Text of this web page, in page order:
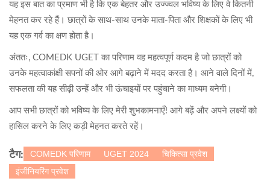
यह इस बात का प्रमाण भी है कि एक बेहतर और उज्ज्वल भविष्य के लिए वे कितनी
मेहनत कर रहे हैं। छात्रों के साथ-साथ उनके माता-पिता और शिक्षकों के लिए भी
यह एक गर्व का क्षण होता है।
अंततः, COMEDK UGET का परिणाम वह महत्वपूर्ण कदम है जो छात्रों को
उनके महत्वाकांक्षी सपनों की ओर आगे बढ़ाने में मदद करता है। आने वाले दिनों में,
सफलता की यह सीढ़ी उन्हें और भी ऊंचाइयों पर पहुंचाने का माध्यम बनेगी।
आप सभी छात्रों को भविष्य के लिए मेरी शुभकामनाएँ! आगे बढ़ें और अपने लक्ष्यों को
हासिल करने के लिए कड़ी मेहनत करते रहें।
टैग: COMEDK परिणाम UGET 2024
चिकित्सा प्रवेश
इंजीनियरिंग प्रवेश